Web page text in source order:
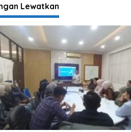
i
g
a
s
p
o
s
Lewatkan